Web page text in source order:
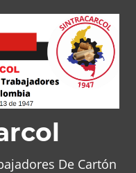
De Cartón